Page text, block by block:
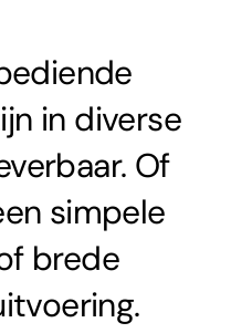
in diverse
Of
simpele
brede